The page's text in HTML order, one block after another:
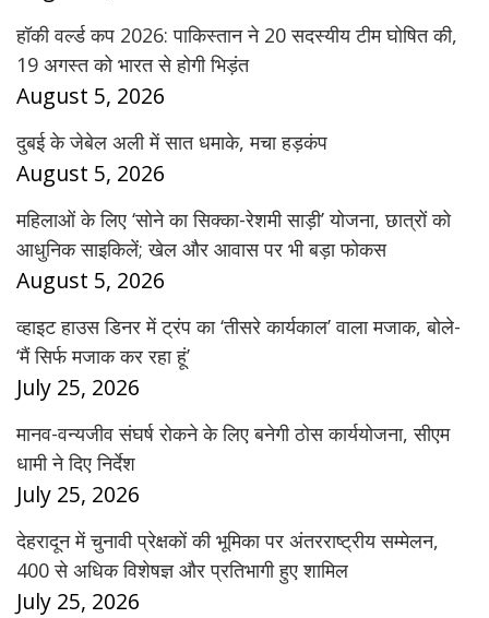
हॉकी वर्ल्ड कप 2026: पाकिस्तान ने 20 सदस्यीय टीम घोषित की,
19 अगस्त को भारत से होगी भिड़ंत
August 5, 2026
दुबई के जेबेल अली में सात धमाके, मचा हड़कंप
August 5, 2026
महिलाओं के लिए ‘सोने का सिक्का-रेशमी साड़ी’ योजना, छात्रों को
आधुनिक साइकिलें; खेल और आवास पर भी बड़ा फोकस
August 5, 2026
व्हाइट हाउस डिनर में ट्रंप का ‘तीसरे कार्यकाल’ वाला मजाक, बोले-
‘मैं सिर्फ मजाक कर रहा हूं’
July 25, 2026
मानव-वन्यजीव संघर्ष रोकने के लिए बनेगी ठोस कार्ययोजना, सीएम
धामी ने दिए निर्देश
July 25, 2026
देहरादून में चुनावी प्रेक्षकों की भूमिका पर अंतरराष्ट्रीय सम्मेलन,
400 से अधिक विशेषज्ञ और प्रतिभागी हुए शामिल
July 25, 2026